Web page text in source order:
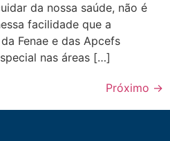
da nossa saúde, não é
facilidade que a
Fenae e das Apcefs
nas áreas […]
Próximo →